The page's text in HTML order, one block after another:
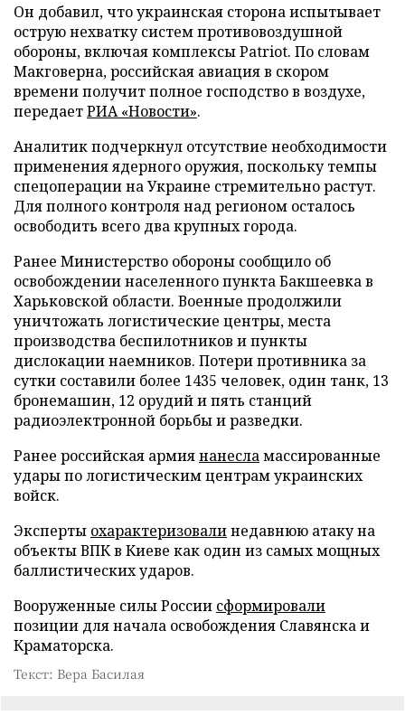
Он добавил, что украинская сторона испытывает
острую нехватку систем противовоздушной
обороны, включая комплексы Patriot. По словам
Макговерна, российская авиация в скором
времени получит полное господство в воздухе,
передаетРИА «Новости».
Аналитик подчеркнул отсутствие необходимости
применения ядерного оружия, поскольку темпы
спецоперации на Украине стремительно растут.
Для полного контроля над регионом осталось
освободить всего два крупных города.
Ранее Министерство обороны сообщило об
освобождении населенного пункта Бакшеевка в
Харьковской области. Военные продолжили
уничтожать логистические центры, места
производства беспилотников и пункты
дислокации наемников. Потери противника за
сутки составили более 1435 человек, один танк, 13
бронемашин, 12 орудий и пять станций
радиоэлектронной борьбы и разведки.
Ранее российская армиянанесламассированные
удары по логистическим центрам украинских
войск.
Эксперты охарактеризовалинедавнюю атаку на
объекты ВПК в Киеве как один из самых мощных
баллистических ударов.
Вооруженные силы России сформировали
позиции для начала освобождения Славянска и
Краматорска.
Текст: Вера Басилая